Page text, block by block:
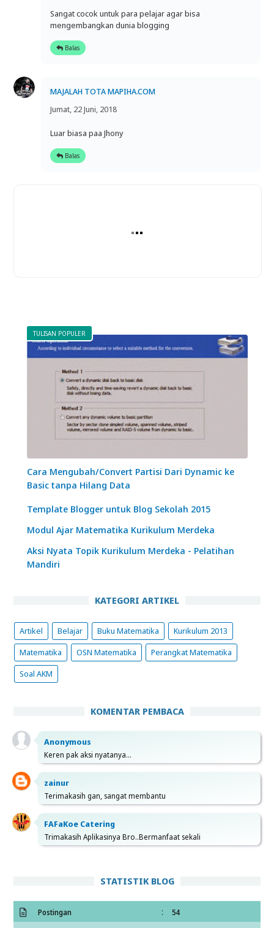
Sangat cocok untuk para pelajar agar bisa
mengembangkan dunia blogging
Balas
MAJALAH TOTA MAPIHA.COM
Jumat, 22 Juni, 2018
Luar biasa paa Jhony
Balas
TULISAN POPULER
Cara Mengubah/Convert Partisi Dari Dynamic ke
Basic tanpa Hilang Data
Template Blogger untuk Blog Sekolah 2015
Modul Ajar Matematika Kurikulum Merdeka
Aksi Nyata Topik Kurikulum Merdeka - Pelatihan
Mandiri
KATEGORI ARTIKEL
Artikel Belajar Buku Matematika
Kurikulum 2013
Matematika
OSN Matematika
Perangkat Matematika
Soal AKM
KOMENTAR PEMBACA
Anonymous
Keren pak aksi nyatanya...
zainur
Terimakasih gan, sangat membantu
FAFaKoe Catering
Trimakasih Aplikasinya Bro..Bermanfaat sekali
STATISTIK BLOG
Postingan : 54